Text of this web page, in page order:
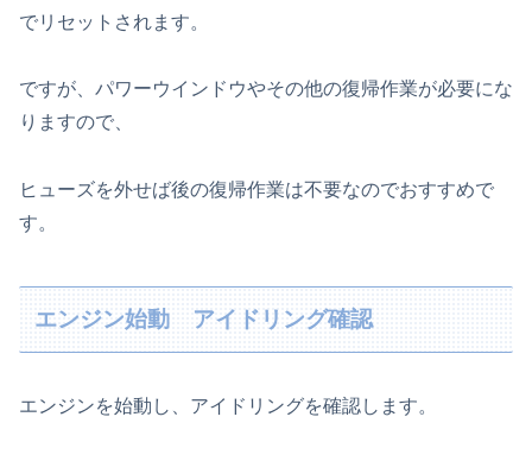
でリセットされます。
ですが、パワーウインドウやその他の復帰作業が必要にな
りますので、
ヒューズを外せば後の復帰作業は不要なのでおすすめで
す。
エンジン始動 アイドリング確認
エンジンを始動し、アイドリングを確認します。